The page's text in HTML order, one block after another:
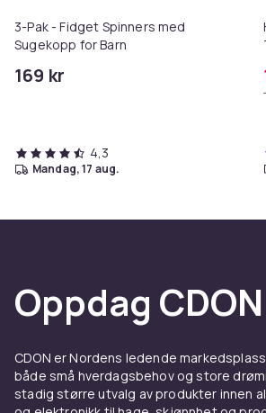
3-Pak - Fidget Spinners med
Sugekopp for Barn
169 kr
4,3
mandag, 17 aug.
Oppdag CDON
CDON er Nordens ledende
både små hverdagsbehov og store
stadig større utvalg av produkter innen